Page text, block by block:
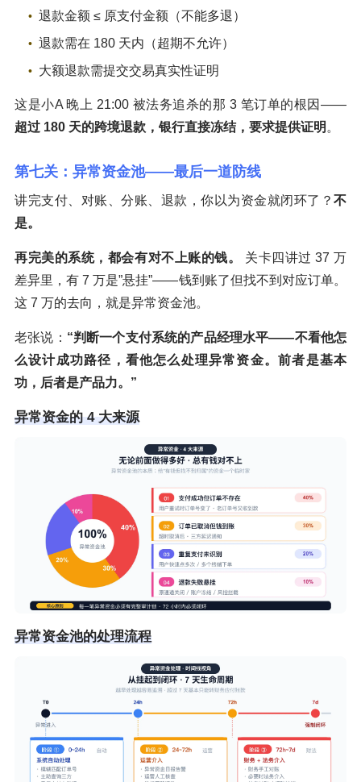
退款金额 ≤ 原支付金额（不能多退）
退款需在 180 天内（超期不允许）
大额退款需提交交易真实性证明
这是小A 晚上 21:00 被法务追杀的那 3 笔订单的根因——
超过 180 天的跨境退款，银行直接冻结，要求提供证明 。
第七关：异常资金池——最后一道防线
讲完支付、对账、分账、退款，你以为资金就闭环了？ 不
是。
再完美的系统，都会有对不上账的钱。
关卡四讲过 37 万
差异里，有 7 万是”悬挂”——钱到账了但找不到对应订单。
这 7 万的去向，就是异常资金池。
老张说： “判断一个支付系统的产品经理水平——不看他怎
么设计成功路径，看他怎么处理异常资金。前者是基本
功，后者是产品力。”
异常资金的 4 大来源
异常资金池的处理流程